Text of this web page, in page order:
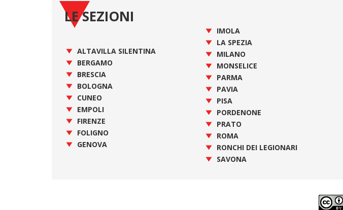
LE SEZIONI
ALTAVILLA SILENTINA
BERGAMO
BRESCIA
BOLOGNA
CUNEO
EMPOLI
FIRENZE
FOLIGNO
GENOVA
IMOLA
LA SPEZIA
MILANO
MONSELICE
PARMA
PAVIA
PISA
PORDENONE
PRATO
ROMA
RONCHI DEI LEGIONARI
SAVONA